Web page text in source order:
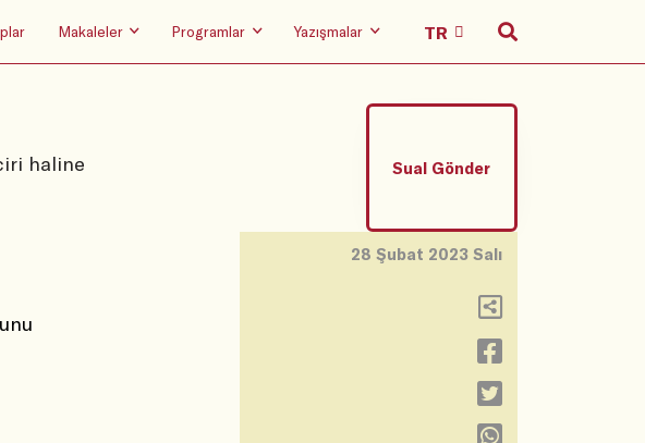
Makaleler Programlar Yazışmalar
haline
Sual Gönder
28 Şubat 2023 Salı